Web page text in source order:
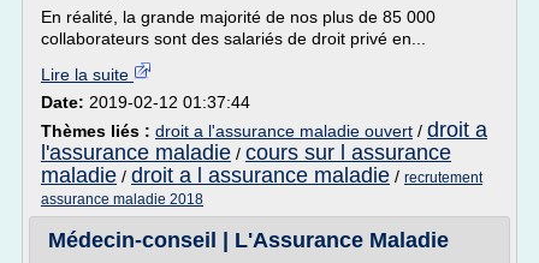
En réalité, la grande majorité de nos plus de 85 000
collaborateurs sont des salariés de droit privé en...
Lire la suite
Date: 2019-02-12 01:37:44
Thèmes liés : droit a l'assurance maladie ouvert / droit a
l'assurance maladie / cours sur l assurance
maladie / droit a l assurance maladie / recrutement
assurance maladie 2018
Médecin-conseil | L'Assurance Maladie